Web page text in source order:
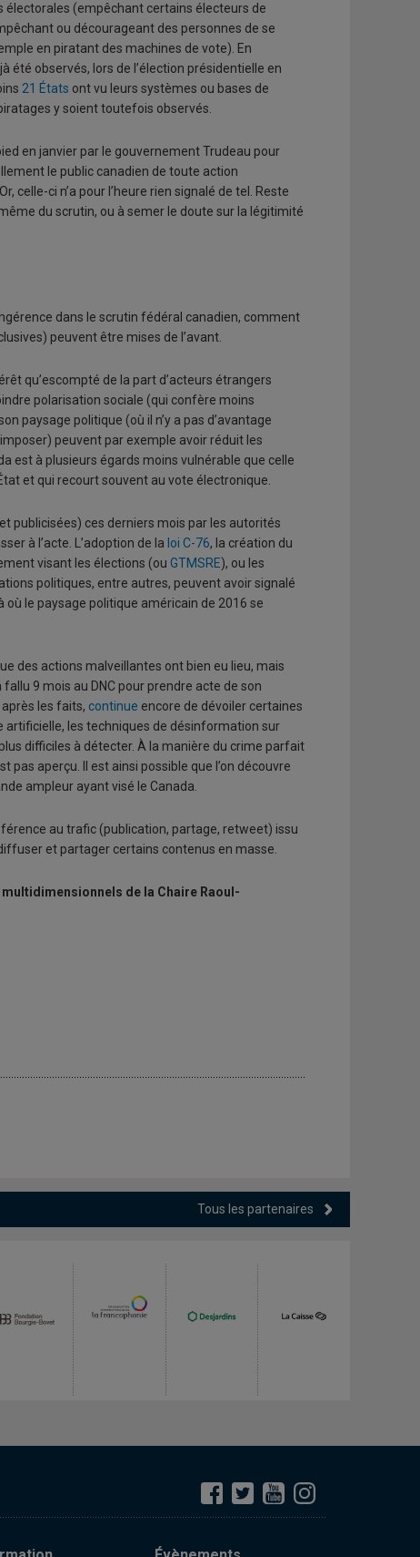
(empêchant certains électeurs de
ou décourageant des personnes de se
en piratant des machines de vote). En
été observés, lors de l’élection présidentielle en
21 États ont vu leurs systèmes ou bases de
y soient toutefois observés.
en janvier par le gouvernement Trudeau pour
le public canadien de toute action
celle-ci n’a pour l’heure rien signalé de tel. Reste
du scrutin, ou à semer le doute sur la légitimité
dans le scrutin fédéral canadien, comment
peuvent être mises de l’avant.
qu’escompté de la part d’acteurs étrangers
polarisation sociale (qui confère moins
paysage politique (où il n’y a pas d’avantage
peuvent par exemple avoir réduit les
est à plusieurs égards moins vulnérable que celle
et qui recourt souvent au vote électronique.
publicisées) ces derniers mois par les autorités
à l’acte. L’adoption de la loi C-76, la création du
visant les élections (ou GTMSRE), ou les
politiques, entre autres, peuvent avoir signalé
le paysage politique américain de 2016 se
des actions malveillantes ont bien eu lieu, mais
9 mois au DNC pour prendre acte de son
les faits, continue encore de dévoiler certaines
artificielle, les techniques de désinformation sur
difficiles à détecter. À la manière du crime parfait
pas aperçu. Il est ainsi possible que l’on découvre
ampleur ayant visé le Canada.
au trafic (publication, partage, retweet) issu
et partager certains contenus en masse.
de la Chaire Raoul-
Tous les partenaires